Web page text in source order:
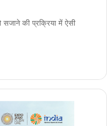
की प्रक्रिया में ऐसी